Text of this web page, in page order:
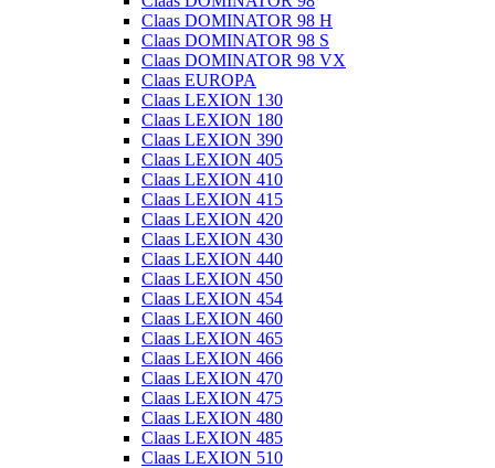
Claas DOMINATOR 98 H
Claas DOMINATOR 98 S
Claas DOMINATOR 98 VX
Claas EUROPA
Claas LEXION 130
Claas LEXION 180
Claas LEXION 390
Claas LEXION 405
Claas LEXION 410
Claas LEXION 415
Claas LEXION 420
Claas LEXION 430
Claas LEXION 440
Claas LEXION 450
Claas LEXION 454
Claas LEXION 460
Claas LEXION 465
Claas LEXION 466
Claas LEXION 470
Claas LEXION 475
Claas LEXION 480
Claas LEXION 485
Claas LEXION 510